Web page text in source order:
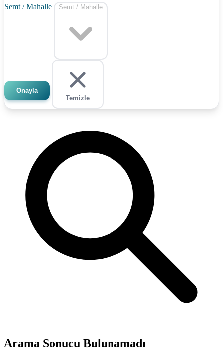
Semt / Mahalle Semt / Mahalle
Onayla
Temizle
Arama Sonucu Bulunamadı